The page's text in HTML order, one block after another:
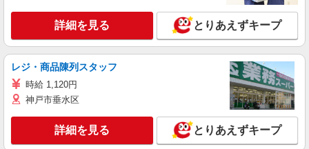
詳細を見る とりあえずキープ
レジ・商品陳列スタッフ
時給 1,120円
神戸市垂水区
詳細を見る とりあえずキープ